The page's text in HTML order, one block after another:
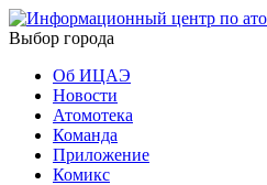
Выбор города
Об ИЦАЭ
Новости
Атомотека
Команда
Приложение
Комикс